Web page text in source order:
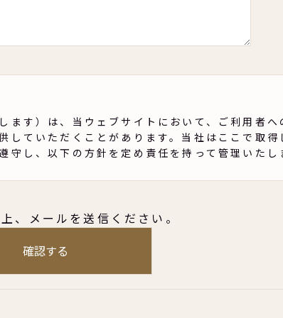
ます）は、当ウェブサイトにおいて、ご利用者へ
していただくことがあります。当社はここで取得
守し、以下の方針を定め責任を持って管理いたし
性別、住所、電話番号、電子メールアドレスなど
します。また、その情報のみでは特定の個人を識
ことができ、この照合により特定の個人を識別で
、メールを送信ください。